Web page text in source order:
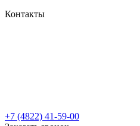
Контакты
+7 (4822) 41-59-00